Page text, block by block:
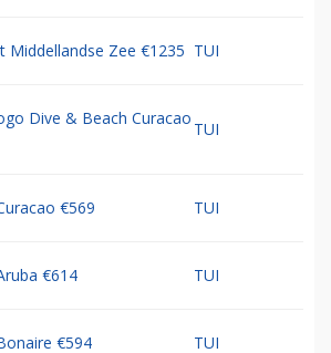
Middellandse Zee €1235 TUI
Dive & Beach Curacao
TUI
€569 TUI
€614 TUI
€594 TUI